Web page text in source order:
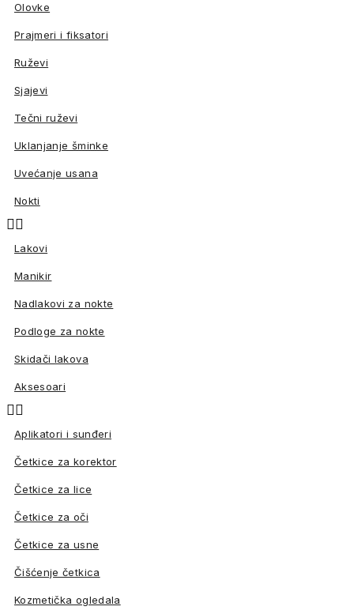
Olovke
Prajmeri i fiksatori
Ruževi
Sjajevi
Tečni ruževi
Uklanjanje šminke
Uvećanje usana
Nokti

Lakovi
Manikir
Nadlakovi za nokte
Podloge za nokte
Skidači lakova
Aksesoari

Aplikatori i sunđeri
Četkice za korektor
Četkice za lice
Četkice za oči
Četkice za usne
Čišćenje četkica
Kozmetička ogledala